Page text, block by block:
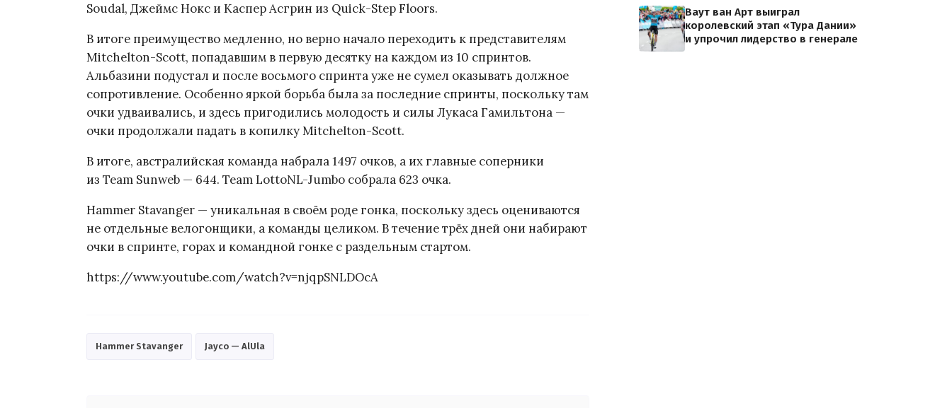
Soudal, Джеймс Нокс и Каспер Асгрин из Quick-Step Floors.
В итоге преимущество медленно, но верно начало переходить к представителям
Mitchelton-Scott, попадавшим в первую десятку на каждом из 10 спринтов.
Альбазини подустал и после восьмого спринта уже не сумел оказывать должное
сопротивление. Особенно яркой борьба была за последние спринты, поскольку там
очки удваивались, и здесь пригодились молодость и силы Лукаса Гамильтона —
очки продолжали падать в копилку Mitchelton-Scott.
В итоге, австралийская команда набрала 1497 очков, а их главные соперники
из Team Sunweb — 644. Team LottoNL-Jumbo собрала 623 очка.
Hammer Stavanger — уникальная в своём роде гонка, поскольку здесь оцениваются
не отдельные велогонщики, а команды целиком. В течение трёх дней они набирают
очки в спринте, горах и командной гонке с раздельным стартом.
https://www.youtube.com/watch?v=njqpSNLDOcA
Hammer Stavanger Jayco — AlUla
Ваут ван Арт выиграл
королевский этап «Тура Дании»
и упрочил лидерство в генерале